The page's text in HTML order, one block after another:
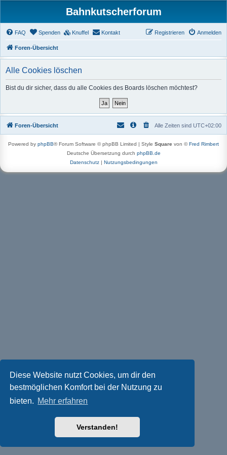
Diese Website nutzt Cookies, um dir den
bestmöglichen Komfort bei der Nutzung zu
bieten. Mehr erfahren
Verstanden!
Bahnkutscherforum
FAQ Spenden Knuffel Kontakt Anmelden
Registrieren
Foren-Übersicht
Alle Cookies löschen
Bist du dir sicher, dass du alle Cookies des Boards löschen möchtest?
Foren-Übersicht Alle Zeiten sind UTC+02:00
Powered by phpBB® Forum Software © phpBB Limited | Style Square von ©Fred Rimbert
Deutsche Übersetzung durch phpBB.de
Datenschutz| Nutzungsbedingungen